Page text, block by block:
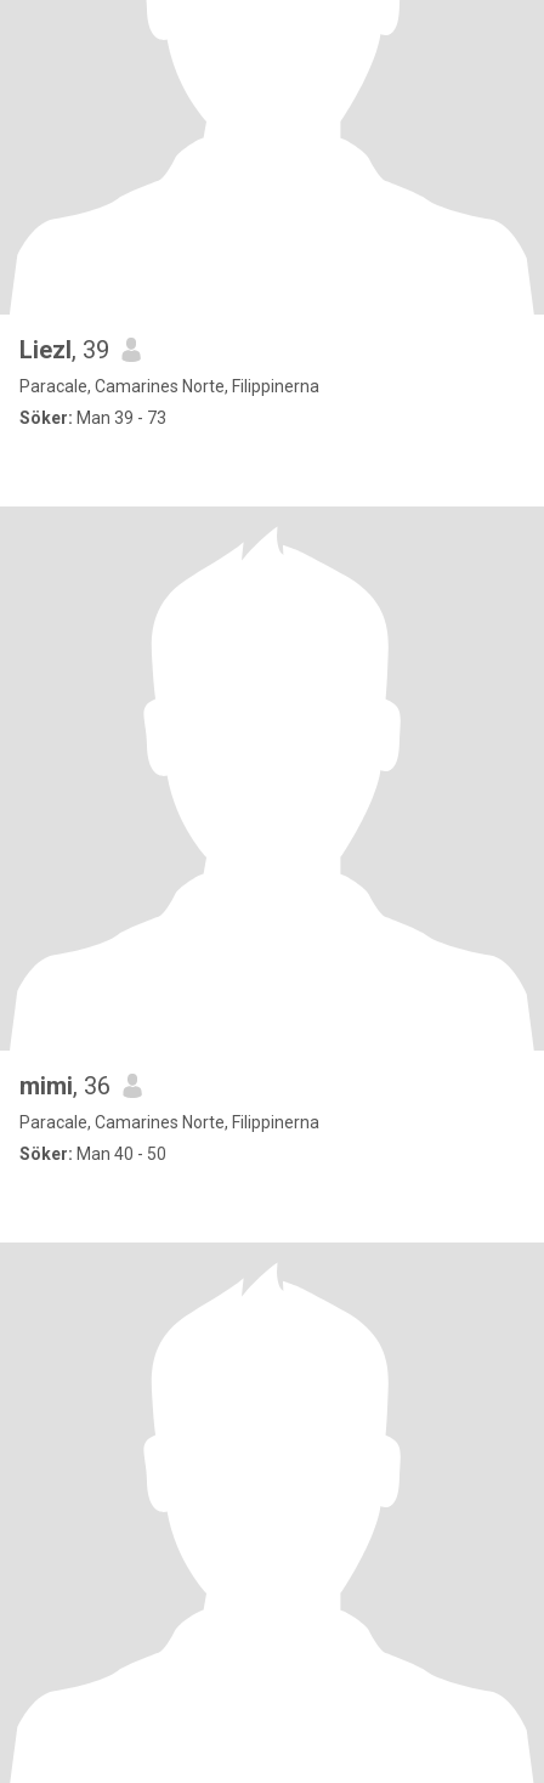
Liezl, 39
Paracale, Camarines Norte, Filippinerna
Söker: Man 39 - 73
mimi, 36
Paracale, Camarines Norte, Filippinerna
Söker: Man 40 - 50